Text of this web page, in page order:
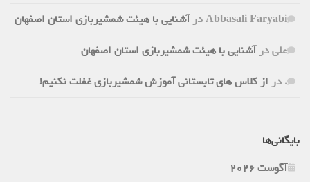
Abbasali Faryabiدرآشنایی با هیئت شمشیربازی استان اصفهان
علیدرآشنایی با هیئت شمشیربازی استان اصفهان
.دراز کلاس های تابستانی آموزش شمشیربازی غفلت نکنیم!
بایگانی‌ها
آگوست 2026